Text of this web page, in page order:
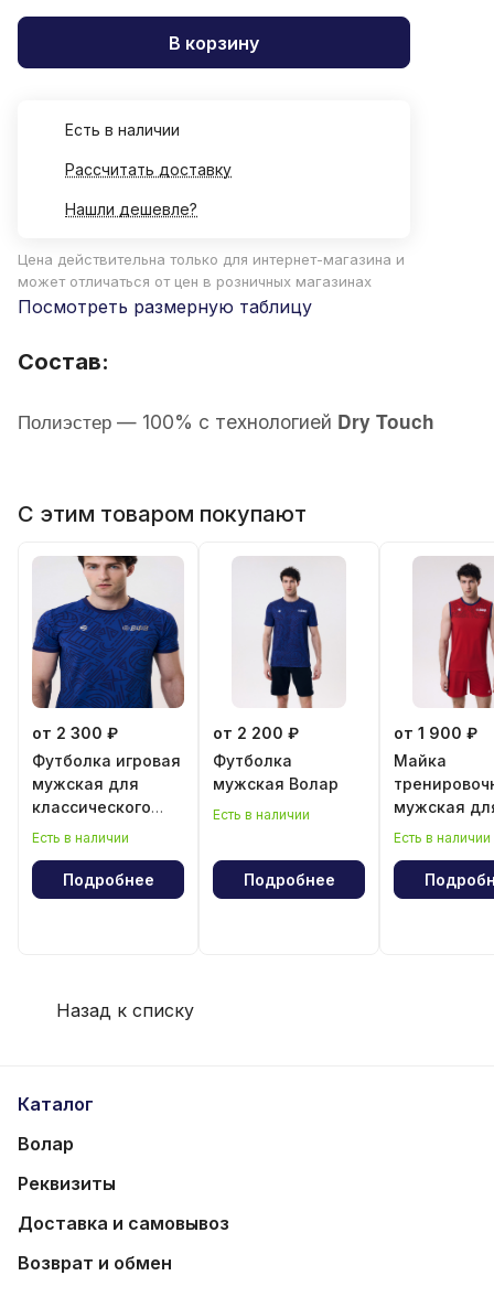
В корзину
Есть в наличии
Рассчитать доставку
Нашли дешевле?
Цена действительна только для интернет-магазина и
может отличаться от цен в розничных магазинах
Посмотреть размерную таблицу
Состав:
Полиэстер — 100% с технологией Dry Touch
С этим товаром покупают
от 2 300 ₽
Футболка игровая
мужская для
классического
волейбола
Есть в наличии
Подробнее
от 2 200 ₽
Футболка
мужская Волар
Есть в наличии
Подробнее
от 1 900 ₽
Майка
мужская
Есть в наличии
Назад к списку
Каталог
Волар
Реквизиты
Доставка и самовывоз
Возврат и обмен